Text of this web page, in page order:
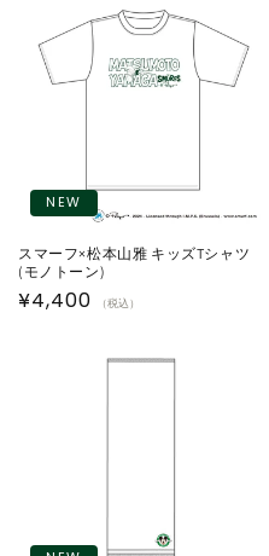
NEW
スマーフ×松本山雅 キッズTシャツ
(モノトーン)
通
¥4,400 （税込）